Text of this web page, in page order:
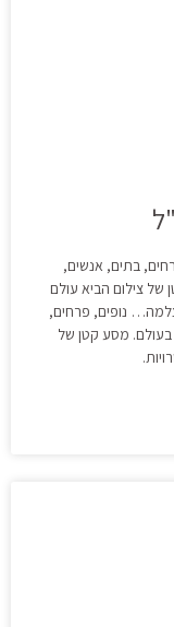
בתים, אנשים,
של צילום הביא עולם
נופים, פרחים,
בעולם. מסע קטן של